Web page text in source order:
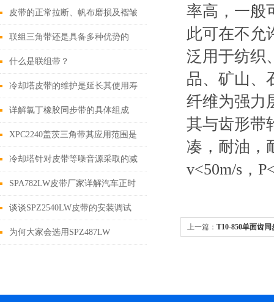
皮带的正常拉断、帆布磨损及褶皱
失效
联组三角带还是具备多种优势的
什么是联组带？
冷却塔皮带的维护是延长其使用寿
命的关键
详解氯丁橡胶同步带的具体组成
XPC2240盖茨三角带其应用范围是
极为广泛的
冷却塔针对皮带等噪音源采取的减
噪措施
SPA782LW皮带厂家详解汽车正时
皮带拆装步骤
谈谈SPZ2540LW皮带的安装调试
为何大家会选用SPZ487LW
率高，一般
此可在不允
泛用于纺织
品、矿山、
纤维为强力
其与齿形带
凑，耐油
v<50m/s，
上一篇： T10-850单面齿